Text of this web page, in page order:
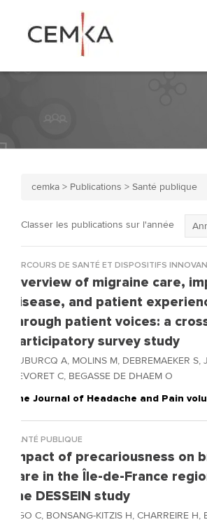
cemka > Publications > Santé publique
Classer les publications sur l'année
PARCOURS DE SANTÉ ET DISPOSITIFS
Overview of migraine care,
disease, and patient
through patient voices: a
participatory survey study
DUBURCQ A, MOLINS M, DEBREMAEKER S,
NEVORET C, BEGASSE DE DHAEM O
The Journal of Headache and Pain
SANTÉ PUBLIQUE
Impact of precariousness on
care in the Île-de-France
the DESSEIN study
NGO C, BONSANG-KITZIS H, CHARREIRE H,